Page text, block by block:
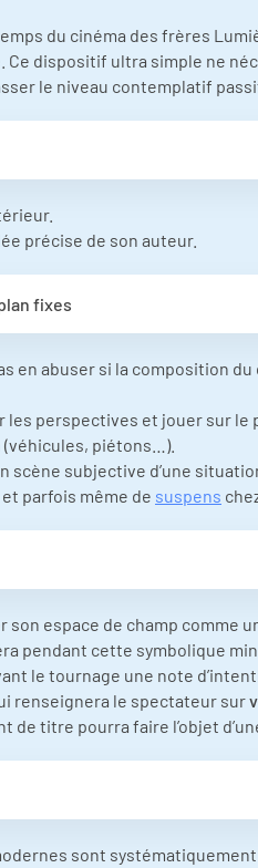
du cinéma des frères
dispositif ultra simple ne
le niveau contemplatif
précise de son auteur.
fixes
en abuser si la composition
les perspectives et jouer sur
piétons…).
scène subjective d’une
parfois même de suspens
son espace de champ
pendant cette symbolique
le tournage une note
renseignera le spectateur sur
de titre pourra faire l’objet
sont